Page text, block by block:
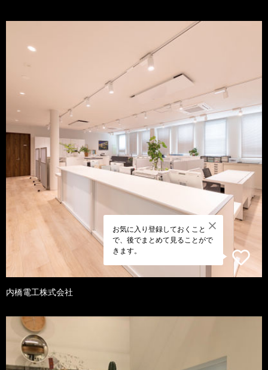
お気に入り登録しておくこと
で、後でまとめて見ることがで
きます。
内橋電工株式会社